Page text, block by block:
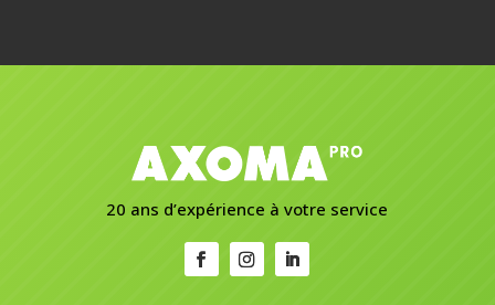
20 ans d’expérience à votre service